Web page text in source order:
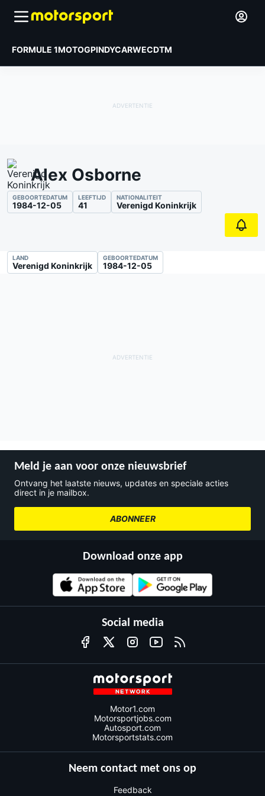
FORMULE 1MOTOGPINDYCARWECDTM
Alex Osborne
GEBOORTEDATUM
1984-12-05
LEEFTIJD
41
NATIONALITEIT
Verenigd Koninkrijk
LAND
Verenigd Koninkrijk
GEBOORTEDATUM
1984-12-05
Meld je aan voor onze nieuwsbrief
Ontvang het laatste nieuws, updates en speciale acties
direct in je mailbox.
ABONNEER
Download onze app
Social media
Motor1.com
Motorsportjobs.com
Autosport.com
Motorsportstats.com
Neem contact met ons op
Feedback